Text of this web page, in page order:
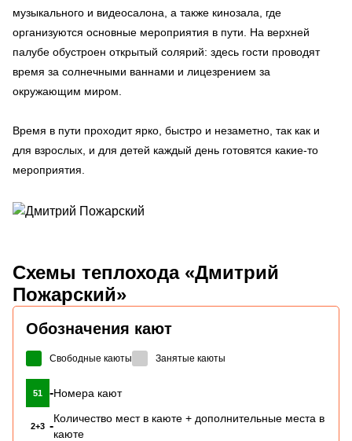
музыкального и видеосалона, а также кинозала, где
организуются основные мероприятия в пути. На верхней
палубе обустроен открытый солярий: здесь гости проводят
время за солнечными ваннами и лицезрением за
окружающим миром.
Время в пути проходит ярко, быстро и незаметно, так как и
для взрослых, и для детей каждый день готовятся какие-то
мероприятия.
Схемы теплохода «Дмитрий
Пожарский»
Обозначения кают
Свободные каюты Занятые каюты
51 -Номера кают
2+3 -
Количество мест в каюте + дополнительные места в
каюте